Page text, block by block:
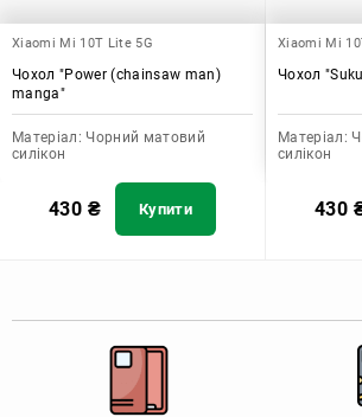
Xiaomi Mi 10T Lite 5G
Чохол "Power (chainsaw man)
manga"
Матеріал: Чорний матовий
силікон
430 ₴ Купити
Xiaomi Mi
Чохол
Матеріал:
силікон
430